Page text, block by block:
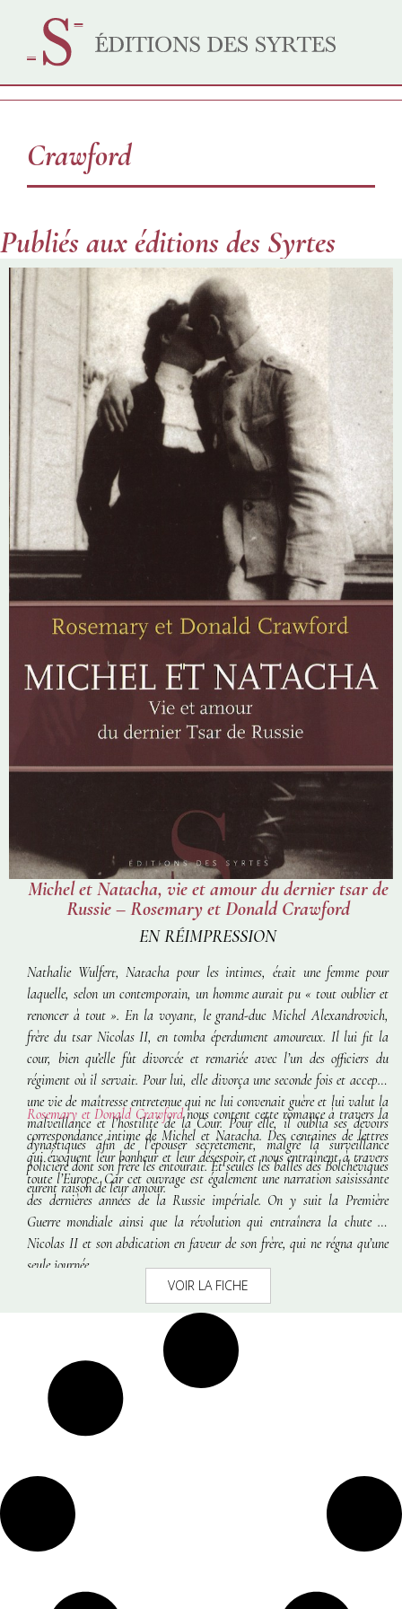
Crawford
Publiés aux éditions des Syrtes
Michel et Natacha, vie et amour du dernier tsar de
Russie – Rosemary et Donald Crawford
EN RÉIMPRESSION
Nathalie Wulfert, Natacha pour les intimes, était une femme pour
laquelle, selon un contemporain, un homme aurait pu « tout oublier et
renoncer à tout ». En la voyant, le grand-duc Michel Alexandrovich,
frère du tsar Nicolas II, en tomba éperdument amoureux. Il lui fit la
cour, bien qu’elle fût divorcée et remariée avec l’un des officiers du
régiment où il servait. Pour lui, elle divorça une seconde fois et accepta
une vie de maîtresse entretenue qui ne lui convenait guère et lui valut la
malveillance et l’hostilité de la Cour. Pour elle, il oublia ses devoirs
dynastiques afin de l’épouser secrètement, malgré la surveillance
policière dont son frère les entourait. Et seules les balles des Bolchéviques
eurent raison de leur amour.
Rosemary et Donald Crawfordnous content cette romance à travers la
correspondance intime de Michel et Natacha. Des centaines de lettres
qui évoquent leur bonheur et leur désespoir et nous entraînent à travers
toute l’Europe. Car cet ouvrage est également une narration saisissante
des dernières années de la Russie impériale. On y suit la Première
Guerre mondiale ainsi que la révolution qui entraînera la chute de
Nicolas II et son abdication en faveur de son frère, qui ne régna qu’une
seule journée.
VOIR LA FICHE